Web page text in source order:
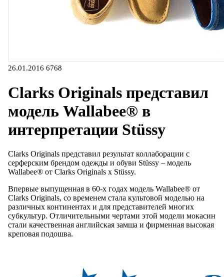
26.01.2016 6768
Clarks Originals представил
модель Wallabee® в
интерпретации Stüssy
Clarks Originals представил результат коллаборации с
серферским брендом одежды и обуви Stüssy – модель
Wallabee® от Clarks Originals х Stüssy.
Впервые выпущенная в 60-х годах модель Wallabee® от
Clarks Originals, со временем стала культовой моделью на
различных континентах и для представителей многих
субкультур. Отличительными чертами этой модели мокасин
стали качественная английская замша и фирменная высокая
креповая подошва.